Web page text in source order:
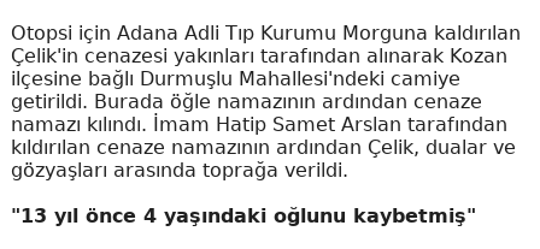
Otopsi için Adana Adli Tıp Kurumu Morguna kaldırılan
Çelik'in cenazesi yakınları tarafından alınarak Kozan
ilçesine bağlı Durmuşlu Mahallesi'ndeki camiye
getirildi. Burada öğle namazının ardından cenaze
namazı kılındı. İmam Hatip Samet Arslan tarafından
kıldırılan cenaze namazının ardından Çelik, dualar ve
gözyaşları arasında toprağa verildi.
"13 yıl önce 4 yaşındaki oğlunu kaybetmiş"